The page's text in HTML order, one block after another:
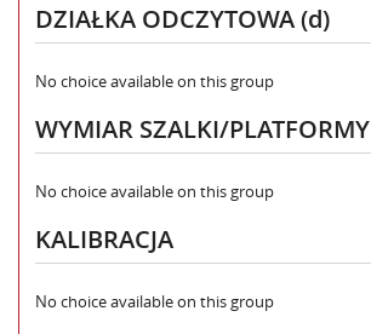
DZIAŁKA ODCZYTOWA (d)
No choice available on this group
WYMIAR SZALKI/PLATFORMY
No choice available on this group
KALIBRACJA
No choice available on this group